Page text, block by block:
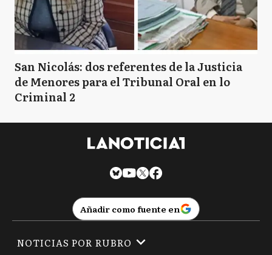
San Nicolás: dos referentes de la Justicia
de Menores para el Tribunal Oral en lo
Criminal 2
Añadir como fuente en
NOTICIAS POR RUBRO